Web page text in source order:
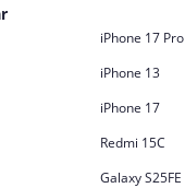
iPhone 17 Pro
iPhone 13
iPhone 17
Redmi 15C
Galaxy S25FE